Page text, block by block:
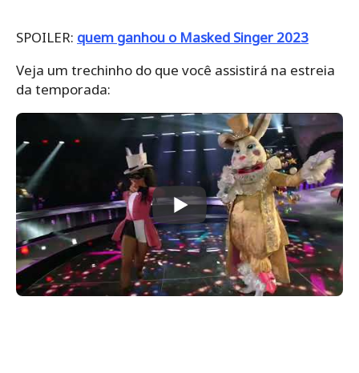
SPOILER: quem ganhou o Masked Singer 2023
Veja um trechinho do que você assistirá na estreia
da temporada: